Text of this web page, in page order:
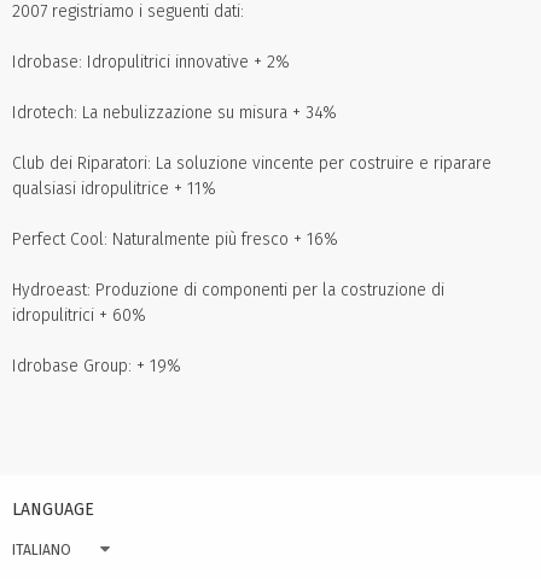
2007 registriamo i seguenti dati:
Idrobase: Idropulitrici innovative + 2%
Idrotech: La nebulizzazione su misura + 34%
Club dei Riparatori: La soluzione vincente per costruire e riparare
qualsiasi idropulitrice + 11%
Perfect Cool: Naturalmente più fresco + 16%
Hydroeast: Produzione di componenti per la costruzione di
idropulitrici + 60%
Idrobase Group: + 19%
LANGUAGE
ITALIANO